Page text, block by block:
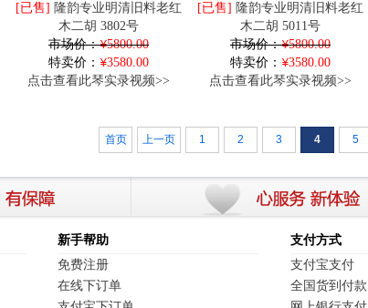
[已售] 隆韵专业明清旧料老红
木二胡 3802号
市场价： 5800.00
特卖价：
3580.00
点击查看此琴实录视频>>
[已售] 隆韵专业明清旧料老红
木二胡 5011号
市场价： 5800.00
特卖价：
3580.00
点击查看此琴实录视频>>
首页 上一页 1 2 3 4 5
新手帮助
免费注册
在线下订单
支付方式
支付宝支付
全国货到付款